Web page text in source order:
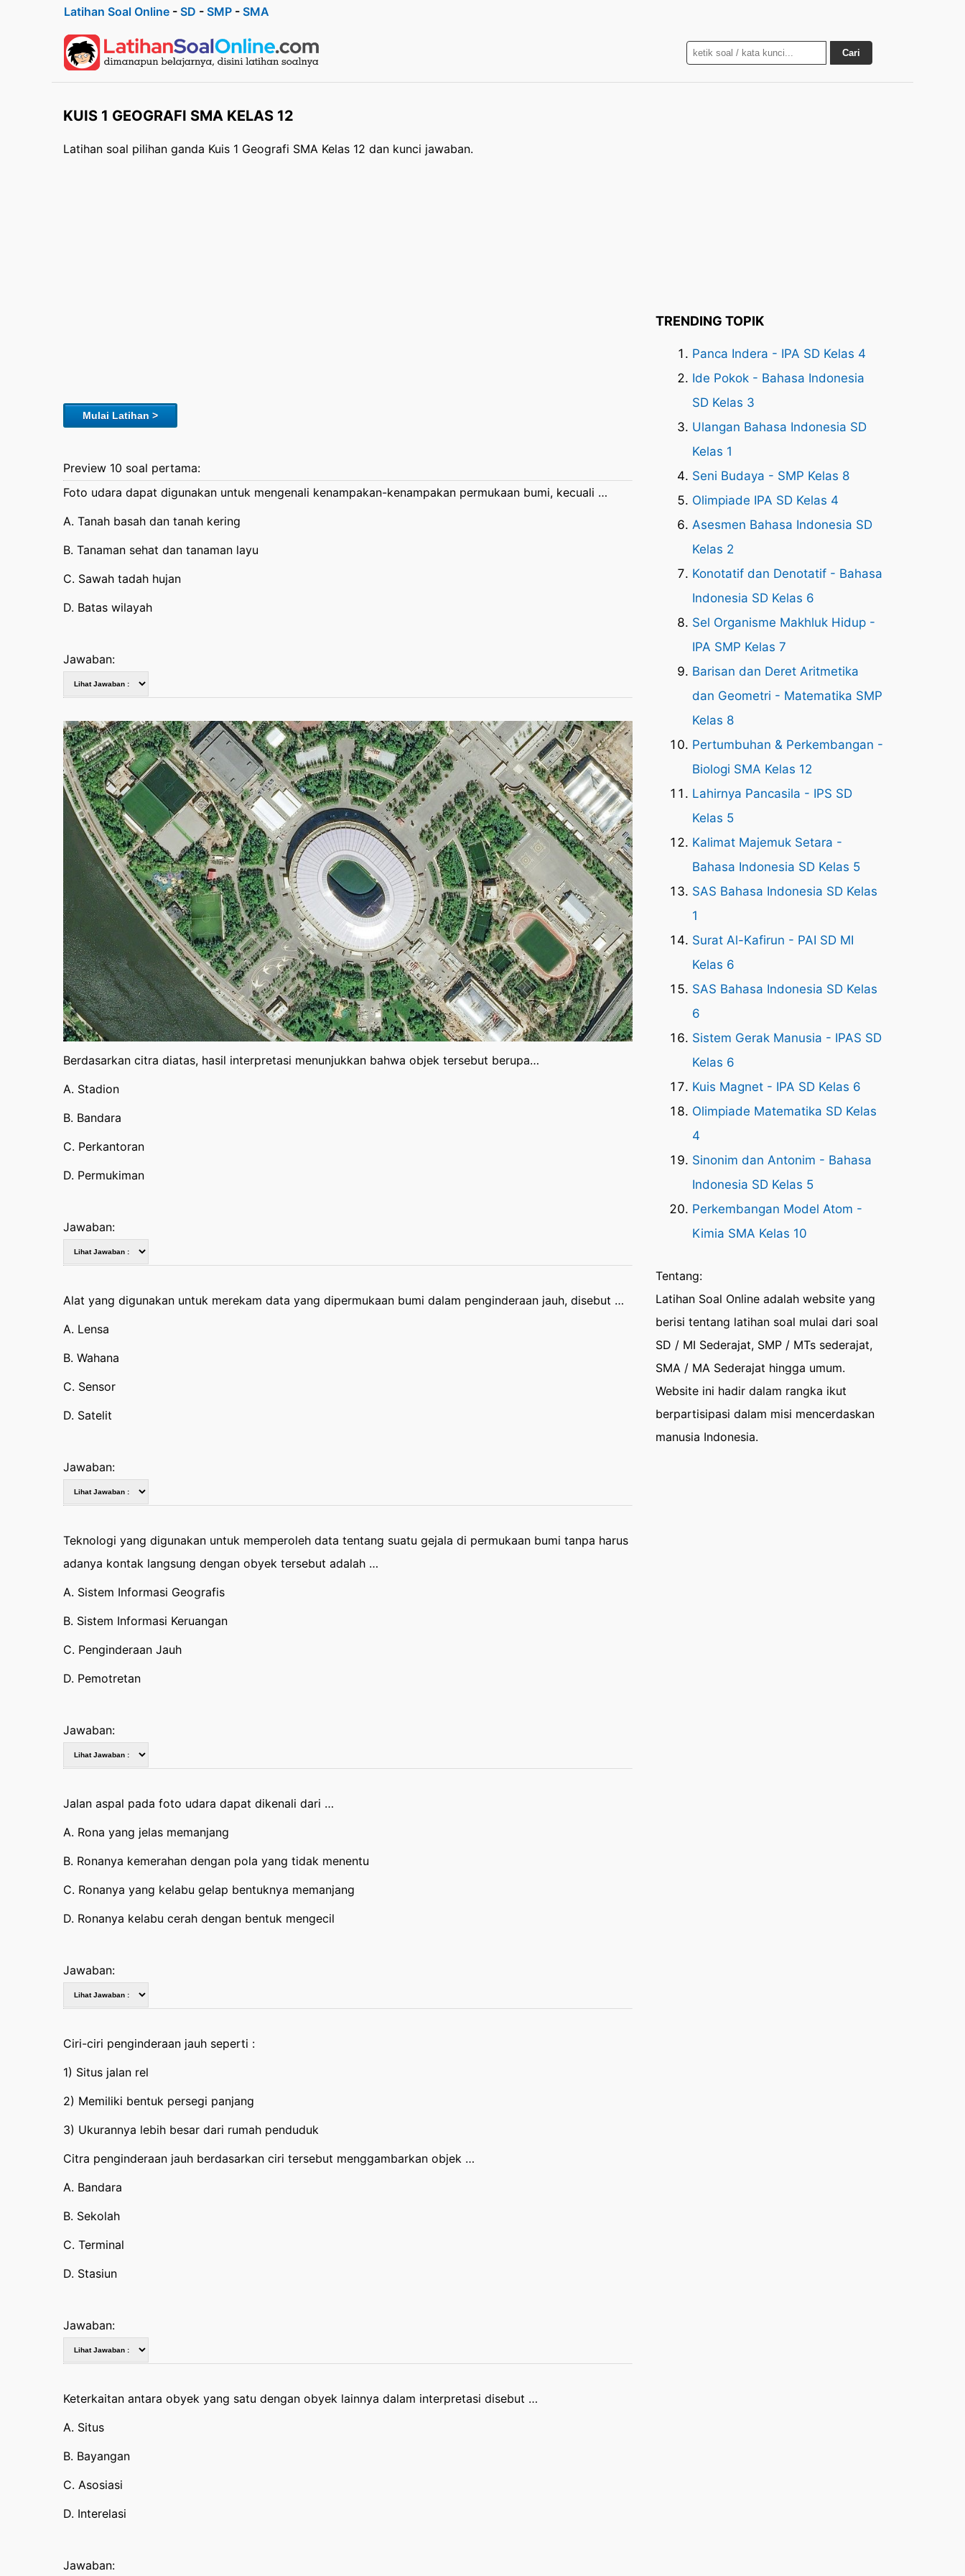
Latihan Soal Online- SD - SMP- SMA
Cari
KUIS 1 GEOGRAFI SMA KELAS 12
Latihan soal pilihan ganda Kuis 1 Geografi SMA Kelas 12 dan kunci jawaban.
Mulai Latihan >
Preview 10 soal pertama:
Foto udara dapat digunakan untuk mengenali kenampakan-kenampakan permukaan bumi, kecuali …
A. Tanah basah dan tanah kering
B. Tanaman sehat dan tanaman layu
C. Sawah tadah hujan
D. Batas wilayah
Jawaban:
Berdasarkan citra diatas, hasil interpretasi menunjukkan bahwa objek tersebut berupa…
A. Stadion
B. Bandara
C. Perkantoran
D. Permukiman
Jawaban:
Alat yang digunakan untuk merekam data yang dipermukaan bumi dalam penginderaan jauh, disebut …
A. Lensa
B. Wahana
C. Sensor
D. Satelit
Jawaban:
Teknologi yang digunakan untuk memperoleh data tentang suatu gejala di permukaan bumi tanpa harus
adanya kontak langsung dengan obyek tersebut adalah …
A. Sistem Informasi Geografis
B. Sistem Informasi Keruangan
C. Penginderaan Jauh
D. Pemotretan
Jawaban:
Jalan aspal pada foto udara dapat dikenali dari …
A. Rona yang jelas memanjang
B. Ronanya kemerahan dengan pola yang tidak menentu
C. Ronanya yang kelabu gelap bentuknya memanjang
D. Ronanya kelabu cerah dengan bentuk mengecil
Jawaban:
Ciri-ciri penginderaan jauh seperti :
1) Situs jalan rel
2) Memiliki bentuk persegi panjang
3) Ukurannya lebih besar dari rumah penduduk
Citra penginderaan jauh berdasarkan ciri tersebut menggambarkan objek …
A. Bandara
B. Sekolah
C. Terminal
D. Stasiun
Jawaban:
Keterkaitan antara obyek yang satu dengan obyek lainnya dalam interpretasi disebut …
A. Situs
B. Bayangan
C. Asosiasi
D. Interelasi
Jawaban:
TRENDING TOPIK
Panca Indera - IPA SD Kelas 4
Ide Pokok - Bahasa Indonesia
SD Kelas 3
Ulangan Bahasa Indonesia SD
Kelas 1
Seni Budaya - SMP Kelas 8
Olimpiade IPA SD Kelas 4
Asesmen Bahasa Indonesia SD
Kelas 2
Konotatif dan Denotatif - Bahasa
Indonesia SD Kelas 6
Sel Organisme Makhluk Hidup -
IPA SMP Kelas 7
Barisan dan Deret Aritmetika
dan Geometri - Matematika SMP
Kelas 8
Pertumbuhan & Perkembangan -
Biologi SMA Kelas 12
Lahirnya Pancasila - IPS SD
Kelas 5
Kalimat Majemuk Setara -
Bahasa Indonesia SD Kelas 5
SAS Bahasa Indonesia SD Kelas
1
Surat Al-Kafirun - PAI SD MI
Kelas 6
SAS Bahasa Indonesia SD Kelas
6
Sistem Gerak Manusia - IPAS SD
Kelas 6
Kuis Magnet - IPA SD Kelas 6
Olimpiade Matematika SD Kelas
4
Sinonim dan Antonim - Bahasa
Indonesia SD Kelas 5
Perkembangan Model Atom -
Kimia SMA Kelas 10
Tentang:
Latihan Soal Online adalah website yang
berisi tentang latihan soal mulai dari soal
SD / MI Sederajat, SMP / MTs sederajat,
SMA / MA Sederajat hingga umum.
Website ini hadir dalam rangka ikut
berpartisipasi dalam misi mencerdaskan
manusia Indonesia.